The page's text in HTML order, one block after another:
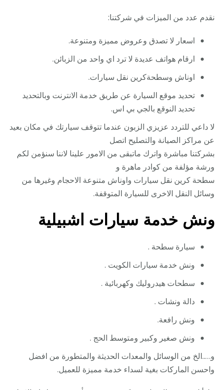
نقدم عدد من الميزات في شركتنا:
اسعار لا تصدق وعروض مميزة ومتنوعة.
ارقام هواتف عديدة لا ترد اي واحد من الزبائن.
اوناش وسطحةكرين نقل سيارات.
تحديد موقع السيارة عن طريق خدمة الانترنت وبالتحديد
تحديد النوقع بالجي بي اس.
لا داعي للتردد عزيزي الزبون عندما تتوقف سيارتك في مكان بعيد
عن مراكز الصيانة والتصليح اتصل
بشركتنا مباشرة واترك ماتبقى من الامور علينا لاننا سنؤمن لكم
ورشة مؤلفة من كوادر ماهرة و
سطحة كرين نقل سيارات واوناش متنوعة الاحجام وغيرها من
وسائل النقل الاخرى للسيارة المتوقفة.
ونش خدمة سيارات اشبيلية
سيارة سطحة .
ونش خدمة سيارات الكويت .
سطحات هيدروليك وكهربائية .
دالة ونشات .
ونش رافعة.
ونش صغير وكبير ومتوسط الحج .
و…..الخ من الوسائل والمعدات الحديثة والمتطورة من افضل
واحسن الماركات بغية لسداء خدمة مميزة للعميل.